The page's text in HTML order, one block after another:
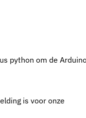
python om de
is voor onze